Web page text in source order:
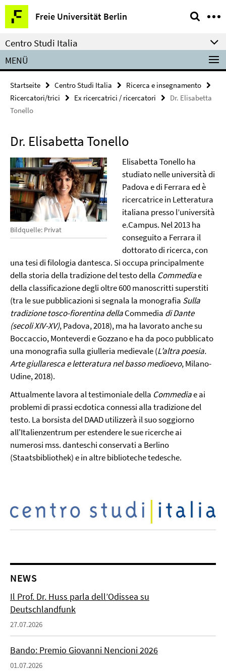
Springe
direkt
zu
Inhalt
Freie Universität Berlin
Service-
Navigation
Centro Studi Italia
MENÜ
Startseite Centro Studi Italia
Ricerca e insegnamento
Ricercatori/trici
Ex ricercatrici / ricercatori
Dr. Elisabetta
Tonello
Dr. Elisabetta Tonello
Bildquelle: Privat
Elisabetta Tonello ha
studiato nelle università di
Padova e di Ferrara ed è
ricercatrice in Letteratura
italiana presso l’università
e.Campus. Nel 2013 ha
conseguito a Ferrara il
dottorato di ricerca, con
una tesi di filologia dantesca. Si occupa principalmente
della storia della tradizione del testo della Commediae
della classificazione degli oltre 600 manoscritti superstiti
(tra le sue pubblicazioni si segnala la monografia Sulla
tradizione tosco-fiorentina dellaCommedia di Dante
(secoli XIV-XV), Padova, 2018), ma ha lavorato anche su
Boccaccio, Monteverdi e Gozzano e ha da poco pubblicato
una monografia sulla giulleria medievale (L’altra poesia.
Arte giullaresca e letteratura nel basso medioevo, Milano-
Udine, 2018).
Attualmente lavora al testimoniale della Commediae ai
problemi di prassi ecdotica connessi alla tradizione del
testo. La borsista del DAAD utilizzerà il suo soggiorno
all'Italienzentrum per estendere le sue ricerche ai
numerosi mss. danteschi conservati a Berlino
(Staatsbibliothek) e in altre biblioteche tedesche.
NEWS
Il Prof. Dr. Huss parla dell’Odissea su
Deutschlandfunk
27.07.2026
Bando: Premio Giovanni Nencioni 2026
01.07.2026